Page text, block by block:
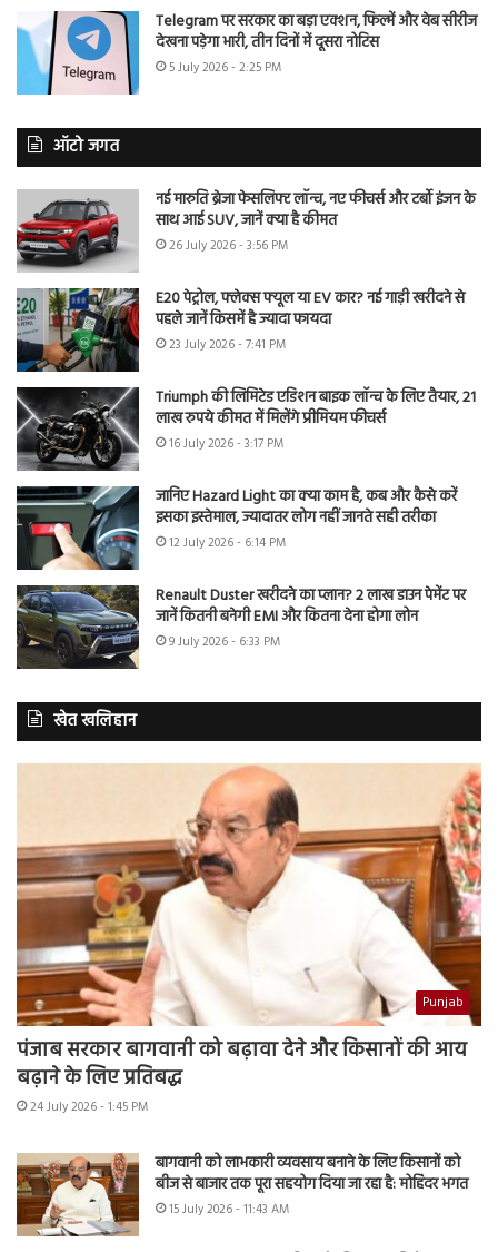
Telegram पर सरकार का बड़ा एक्शन, फिल्में और वेब सीरीज
देखना पड़ेगा भारी, तीन दिनों में दूसरा नोटिस
5 July 2026 - 2:25 PM
ऑटो जगत
नई मारुति ब्रेजा फेसलिफ्ट लॉन्च, नए फीचर्स और टर्बो इंजन के
साथ आई SUV, जानें क्या है कीमत
26 July 2026 - 3:56 PM
E20 पेट्रोल, फ्लेक्स फ्यूल या EV कार? नई गाड़ी खरीदने से
पहले जानें किसमें है ज्यादा फायदा
23 July 2026 - 7:41 PM
Triumph की लिमिटेड एडिशन बाइक लॉन्च के लिए तैयार, 21
लाख रुपये कीमत में मिलेंगे प्रीमियम फीचर्स
16 July 2026 - 3:17 PM
जानिए Hazard Light का क्या काम है, कब और कैसे करें
इसका इस्तेमाल, ज्यादातर लोग नहीं जानते सही तरीका
12 July 2026 - 6:14 PM
Renault Duster खरीदने का प्लान? 2 लाख डाउन पेमेंट पर
जानें कितनी बनेगी EMI और कितना देना होगा लोन
9 July 2026 - 6:33 PM
खेत खलिहान
Punjab
पंजाब सरकार बागवानी को बढ़ावा देने और किसानों की आय
बढ़ाने के लिए प्रतिबद्ध
24 July 2026 - 1:45 PM
बागवानी को लाभकारी व्यवसाय बनाने के लिए किसानों को
बीज से बाजार तक पूरा सहयोग दिया जा रहा है: मोहिंदर भगत
15 July 2026 - 11:43 AM